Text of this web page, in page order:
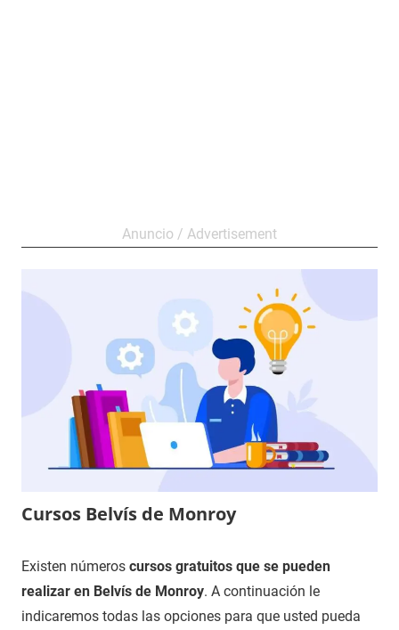
Cursos Belvís de Monroy
22
de
enero
Maria
Cursos
en
Cáceres
Existen números cursos gratuitos que se pueden
realizar en Belvís de Monroy. A continuación le
indicaremos todas las opciones para que usted pueda